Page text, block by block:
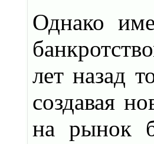
Однако
лет назад
создавая
на рынок